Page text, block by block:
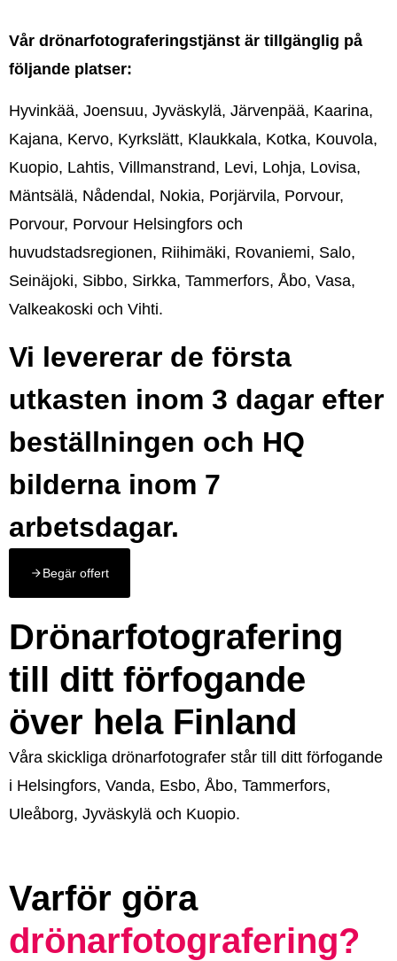
Vår drönarfotograferingstjänst är tillgänglig på
följande platser:
Hyvinkää, Joensuu, Jyväskylä, Järvenpää, Kaarina,
Kajana, Kervo, Kyrkslätt, Klaukkala, Kotka, Kouvola,
Kuopio, Lahtis, Villmanstrand, Levi, Lohja, Lovisa,
Mäntsälä, Nådendal, Nokia, Porjärvila, Porvour,
Porvour, Porvour Helsingfors och
huvudstadsregionen, Riihimäki, Rovaniemi, Salo,
Seinäjoki, Sibbo, Sirkka, Tammerfors, Åbo, Vasa,
Valkeakoski och Vihti.
Vi levererar de första
utkasten inom 3 dagar efter
beställningen och HQ
bilderna inom 7
arbetsdagar.
Begär offert
Drönarfotografering
till ditt förfogande
över hela Finland
Våra skickliga drönarfotografer står till ditt förfogande
i Helsingfors, Vanda, Esbo, Åbo, Tammerfors,
Uleåborg, Jyväskylä och Kuopio.
Varför göra
drönarfotografering?